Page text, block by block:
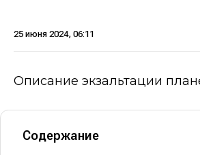
25 июня 2024, 06:11
Описание экзальтации
Содержание